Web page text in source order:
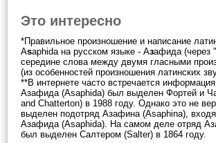
Это интересно
*Правильное произношение и написание
Asaphida на русском языке - Азафида (через "
середине слова между двумя гласными
(из особенностей произношения латинских
**В интернете часто встречается
Азафида (Asaphida) был выделен Фортей и
and Chatterton) в 1988 году. Однако это не
выделен подотряд Азафина (Asaphina),
Азафида (Asaphida). На самом деле отряд
был выделен Салтером (Salter) в 1864 году.